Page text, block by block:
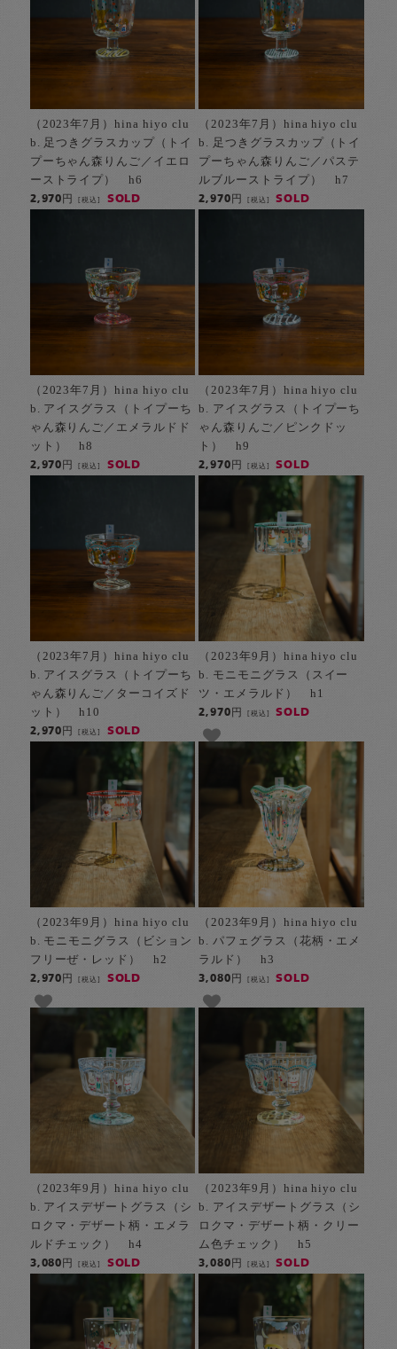
（2023年7月）hina hiyo clu
b. 足つきグラスカップ（トイ
プーちゃん森りんご／イエロ
ーストライプ） h6
2,970円[税込] SOLD
（2023年7月）hina hiyo clu
b. 足つきグラスカップ（トイ
プーちゃん森りんご／パステ
ルブルーストライプ） h7
2,970円 [税込] SOLD
（2023年7月）hina hiyo clu
b. アイスグラス（トイプーち
ゃん森りんご／エメラルドド
ット） h8
2,970円[税込] SOLD
（2023年7月）hina hiyo clu
b. アイスグラス（トイプーち
ゃん森りんご／ピンクドッ
ト） h9
2,970円 [税込] SOLD
（2023年7月）hina hiyo clu
b. アイスグラス（トイプーち
ゃん森りんご／ターコイズド
ット） h10
2,970円[税込] SOLD
（2023年9月）hina hiyo clu
b. モニモニグラス（スイー
ツ・エメラルド） h1
2,970円 [税込] SOLD
（2023年9月）hina hiyo clu
b. モニモニグラス（ビション
フリーぜ・レッド） h2
2,970円[税込] SOLD
（2023年9月）hina hiyo clu
b. パフェグラス（花柄・エメ
ラルド） h3
3,080円 [税込] SOLD
（2023年9月）hina hiyo clu
b. アイスデザートグラス（シ
ロクマ・デザート柄・エメラ
ルドチェック） h4
3,080円[税込] SOLD
（2023年9月）hina hiyo clu
b. アイスデザートグラス（シ
ロクマ・デザート柄・クリー
ム色チェック） h5
3,080円 [税込] SOLD